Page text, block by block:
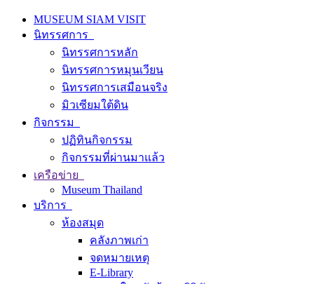
MUSEUM SIAM VISIT
นิทรรศการ
นิทรรศการหลัก
นิทรรศการหมุนเวียน
นิทรรศการเสมือนจริง
มิวเซียมใต้ดิน
กิจกรรม
ปฏิทินกิจกรรม
กิจกรรมที่ผ่านมาแล้ว
เครือข่าย
Museum Thailand
บริการ
ห้องสมุด
คลังภาพเก่า
จดหมายเหตุ
E-Library